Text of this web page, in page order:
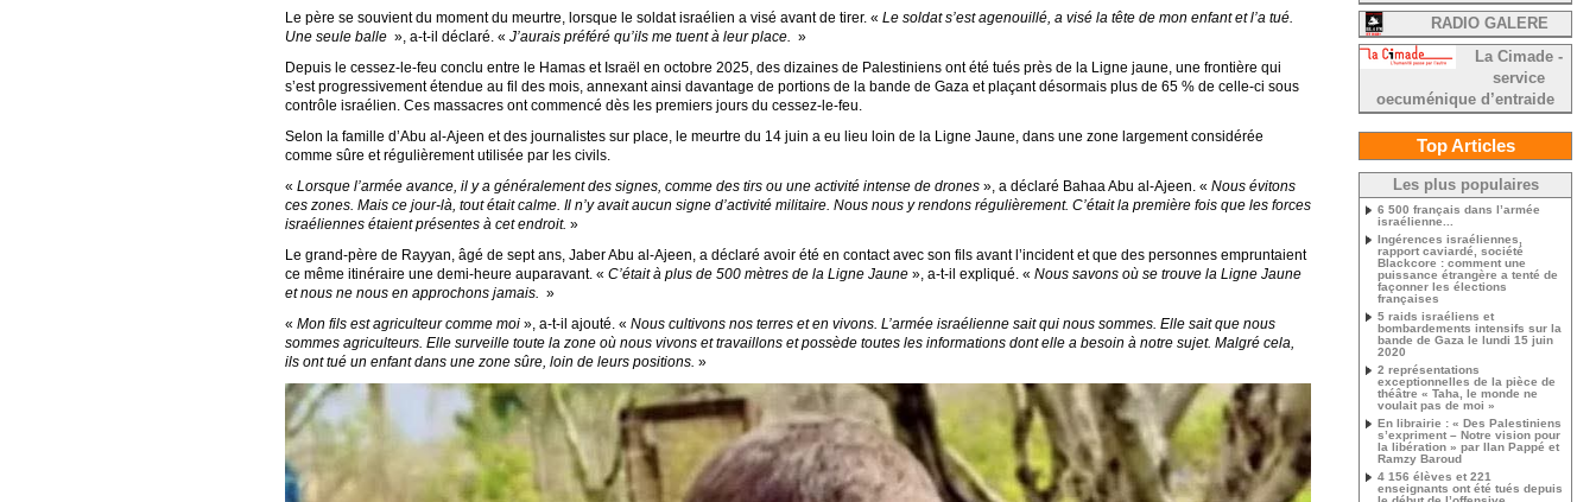
Le père se souvient du moment du meurtre, lorsque le soldat israélien a visé avant de tirer. « Le soldat s’est agenouillé, a visé la tête de mon enfant et l’a tué.
Une seule balle », a-t-il déclaré. « J’aurais préféré qu’ils me tuent à leur place. »
Depuis le cessez-le-feu conclu entre le Hamas et Israël en octobre 2025, des dizaines de Palestiniens ont été tués près de la Ligne jaune, une frontière qui
s’est progressivement étendue au fil des mois, annexant ainsi davantage de portions de la bande de Gaza et plaçant désormais plus de 65 % de celle-ci sous
contrôle israélien. Ces massacres ont commencé dès les premiers jours du cessez-le-feu.
Selon la famille d’Abu al-Ajeen et des journalistes sur place, le meurtre du 14 juin a eu lieu loin de la Ligne Jaune, dans une zone largement considérée
comme sûre et régulièrement utilisée par les civils.
« Lorsque l’armée avance, il y a généralement des signes, comme des tirs ou une activité intense de drones », a déclaré Bahaa Abu al-Ajeen. « Nous évitons
ces zones. Mais ce jour-là, tout était calme. Il n’y avait aucun signe d’activité militaire. Nous nous y rendons régulièrement. C’était la première fois que les forces
israéliennes étaient présentes à cet endroit. »
Le grand-père de Rayyan, âgé de sept ans, Jaber Abu al-Ajeen, a déclaré avoir été en contact avec son fils avant l’incident et que des personnes empruntaient
ce même itinéraire une demi-heure auparavant. « C’était à plus de 500 mètres de la Ligne Jaune », a-t-il expliqué. « Nous savons où se trouve la Ligne Jaune
et nous ne nous en approchons jamais. »
« Mon fils est agriculteur comme moi », a-t-il ajouté. « Nous cultivons nos terres et en vivons. L’armée israélienne sait qui nous sommes. Elle sait que nous
sommes agriculteurs. Elle surveille toute la zone où nous vivons et travaillons et possède toutes les informations dont elle a besoin à notre sujet. Malgré cela,
ils ont tué un enfant dans une zone sûre, loin de leurs positions. »
RADIO GALERE
La Cimade -
service
oecuménique d’entraide
Top Articles
Les plus populaires
6 500 français dans l’armée
israélienne...
Ingérences israéliennes,
rapport caviardé, société
Blackcore : comment une
puissance étrangère a tenté de
façonner les élections
françaises
5 raids israéliens et
bombardements intensifs sur la
bande de Gaza le lundi 15 juin
2020
2 représentations
exceptionnelles de la pièce de
théâtre « Taha, le monde ne
voulait pas de moi »
En librairie : « Des Palestiniens
s’expriment – Notre vision pour
la libération » par Ilan Pappé et
Ramzy Baroud
4 156 élèves et 221
enseignants ont été tués depuis